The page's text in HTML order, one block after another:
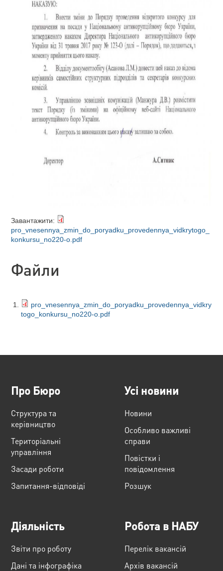
Завантажити:
pro_vnesennya_zmin_do_poryadku_provedennya_vidkrytogo_
konkursu_no220-o.pdf
Файли
pro_vnesennya_zmin_do_poryadku_provedennya_vidkry
togo_konkursu_no220-o.pdf
Про Бюро
Структура та
керівництво
Територіальні
управління
Засади роботи
Запитання-відповіді
Усі новини
Новини
Особливо важливі
справи
Повістки і
повідомлення
Розшук
Діяльність
Звіти про роботу
Дані та інфографіка
Робота в НАБУ
Перелік вакансій
Архів вакансій